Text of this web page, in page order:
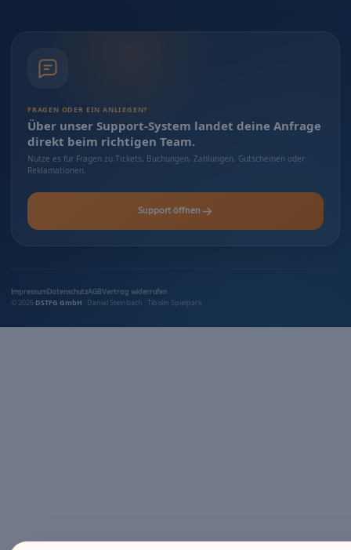
FRAGEN ODER EIN ANLIEGEN?
Über unser Support-System landet deine Anfrage
direkt beim richtigen Team.
Nutze es für Fragen zu Tickets, Buchungen, Zahlungen, Gutscheinen oder
Reklamationen.
Support öffnen
Impressum DatenschutzAGBVertrag widerrufen
© 2026 DSTFG GmbH · Daniel Steinbach . Tibolin Spielpark